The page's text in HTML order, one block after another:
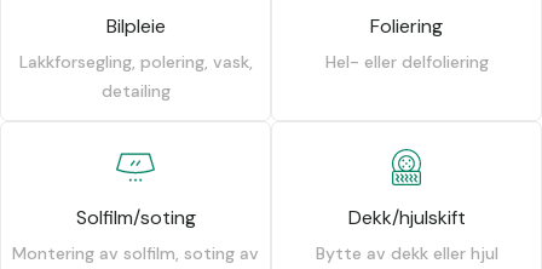
Bilpleie
Lakkforsegling, polering, vask,
detailing
Foliering
Hel- eller delfoliering
Solfilm/soting
Montering av solfilm, soting av
Dekk/hjulskift
Bytte av dekk eller hjul